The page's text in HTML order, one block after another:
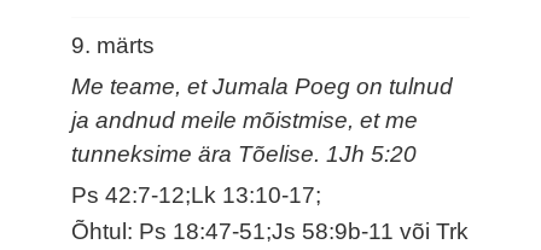
9. märts
Me teame, et Jumala Poeg on tulnud
ja andnud meile mõistmise, et me
tunneksime ära Tõelise. 1Jh 5:20
Ps 42:7-12;Lk 13:10-17;
Õhtul: Ps 18:47-51;Js 58:9b-11 või Trk